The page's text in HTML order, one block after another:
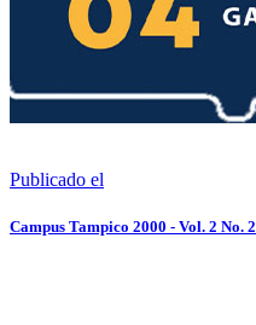
Publicado el
Campus Tampico 2000 - Vol. 2 No. 2